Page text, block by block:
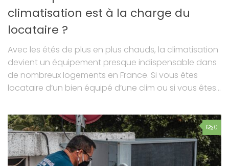
climatisation est à la charge du
locataire ?
Avec les étés de plus en plus chauds, la climatisation
devient un équipement presque indispensable dans
de nombreux logements en France. Si vous êtes
locataire d’un bien équipé d’une clim ou si vous êtes...
0